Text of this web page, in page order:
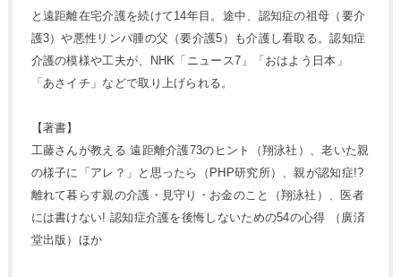
と遠距離在宅介護を続けて14年目。途中、認知症の祖母（要介
護3）や悪性リンパ腫の父（要介護5）も介護し看取る。認知症
介護の模様や工夫が、NHK「ニュース7」「おはよう日本」
「あさイチ」などで取り上げられる。
【著書】
工藤さんが教える 遠距離介護73のヒント（翔泳社）、老いた親
の様子に「アレ？」と思ったら（PHP研究所）、親が認知症!?
離れて暮らす親の介護・見守り・お金のこと（翔泳社）、医者
には書けない! 認知症介護を後悔しないための54の心得 （廣済
堂出版）ほか